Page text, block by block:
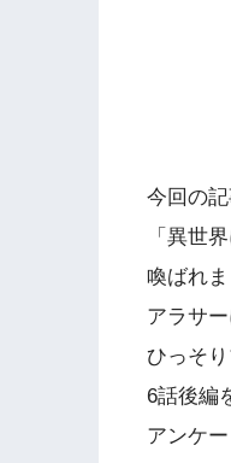
今回の
「異世
喚ばれま
アラサー
ひっそ
6話後編
アンケー